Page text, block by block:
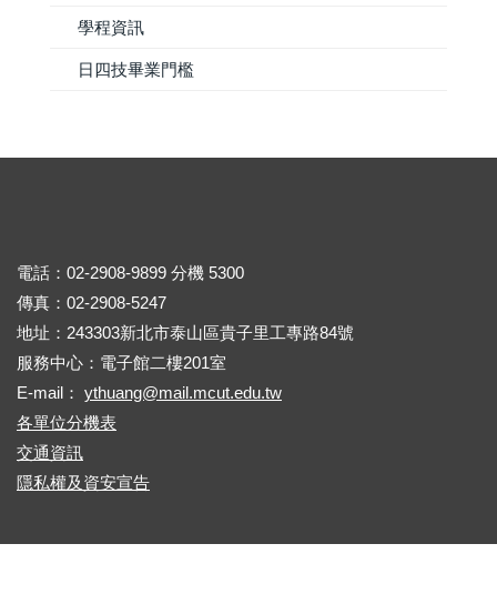
學程資訊
日四技畢業門檻
電話：02-2908-9899 分機 5300
傳真：02-2908-5247
地址：243303新北市泰山區貴子里工專路84號
服務中心：電子館二樓201室
E-mail： ythuang@mail.mcut.edu.tw
各單位分機表
交通資訊
隱私權及資安宣告